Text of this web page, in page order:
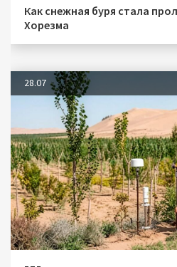
Как снежная буря стала
Хорезма
28.07